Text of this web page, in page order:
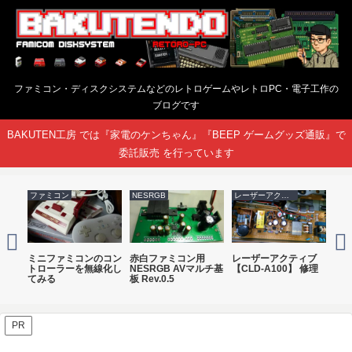
ファミコン・ディスクシステムなどのレトロゲームやレトロPC・電子工作の
ブログです
BAKUTEN工房 では『家電のケンちゃん』『BEEP ゲームグッズ通販』で
委託販売 を行っています
ファミコン
ミニファミコンのコン
トローラーを無線化し
てみる
NESRGB
赤白ファミコン用
NESRGB AVマルチ基
板 Rev.0.5
レーザーアクティブ
【CLD-A100】 修理
PR